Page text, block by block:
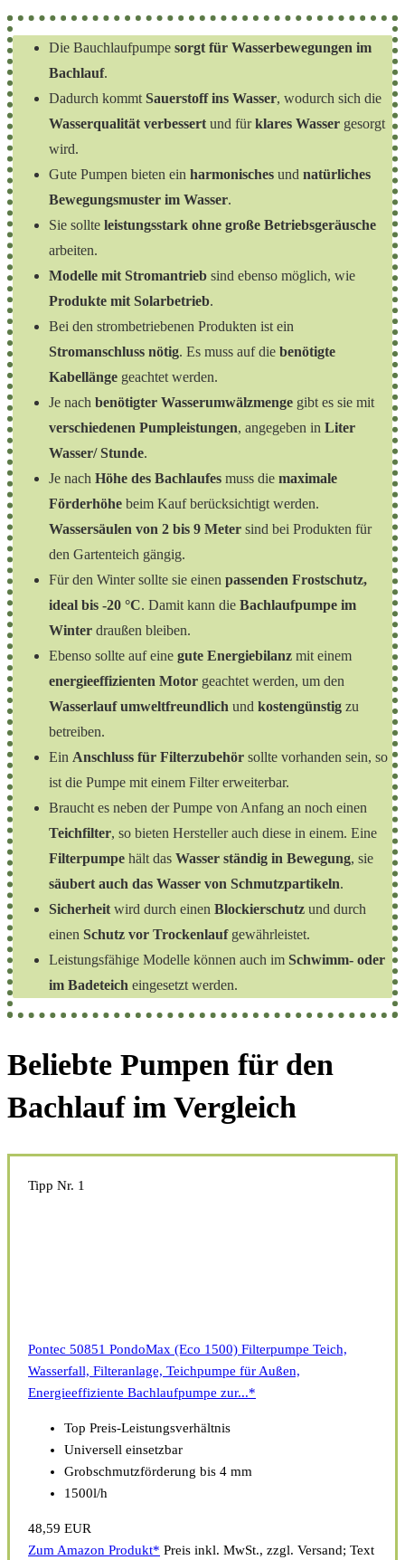
Die Bauchlaufpumpe sorgt für Wasserbewegungen im
Bachlauf.
Dadurch kommt Sauerstoff ins Wasser, wodurch sich die
Wasserqualität verbessert und fürklares Wasser gesorgt
wird.
Gute Pumpen bieten ein harmonisches und natürliches
Bewegungsmuster im Wasser.
Sie sollte leistungsstark ohne große Betriebsgeräusche
arbeiten.
Modelle mit Stromantrieb sind ebenso möglich, wie
Produkte mit Solarbetrieb.
Bei den strombetriebenen Produkten ist ein
Stromanschluss nötig. Es muss auf die benötigte
Kabellänge geachtet werden.
Je nach benötigter Wasserumwälzmenge gibt es sie mit
verschiedenen Pumpleistungen, angegeben in Liter
Wasser/ Stunde.
Je nach Höhe des Bachlaufes muss die maximale
Förderhöhe beim Kauf berücksichtigt werden.
Wassersäulen von 2 bis 9 Meter sind bei Produkten für
den Gartenteich gängig.
Für den Winter sollte sie einen passenden Frostschutz,
ideal bis -20 °C. Damit kann die Bachlaufpumpe im
Winter draußen bleiben.
Ebenso sollte auf eine gute Energiebilanz mit einem
energieeffizienten Motor geachtet werden, um den
Wasserlauf umweltfreundlich und kostengünstig zu
betreiben.
Ein Anschluss für Filterzubehör sollte vorhanden sein, so
ist die Pumpe mit einem Filter erweiterbar.
Braucht es neben der Pumpe von Anfang an noch einen
Teichfilter, so bieten Hersteller auch diese in einem. Eine
Filterpumpe hält das Wasser ständig in Bewegung, sie
säubert auch das Wasser von Schmutzpartikeln.
Sicherheit wird durch einen Blockierschutz und durch
einen Schutz vor Trockenlaufgewährleistet.
Leistungsfähige Modelle können auch im Schwimm- oder
im Badeteich eingesetzt werden.
Beliebte Pumpen für den
Bachlauf im Vergleich
Tipp Nr. 1
Pontec 50851 PondoMax (Eco 1500) Filterpumpe Teich,
Wasserfall, Filteranlage, Teichpumpe für Außen,
Energieeffiziente Bachlaufpumpe zur...*
Top Preis-Leistungsverhältnis
Universell einsetzbar
Grobschmutzförderung bis 4 mm
1500l/h
48,59 EUR
Zum Amazon Produkt* Preis inkl. MwSt., zzgl. Versand; Text